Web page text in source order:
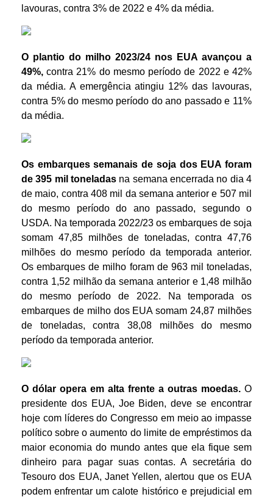
lavouras, contra 3% de 2022 e 4% da média.
O plantio do milho 2023/24 nos EUA avançou a
49%,contra 21% do mesmo período de 2022 e 42%
da média. A emergência atingiu 12% das lavouras,
contra 5% do mesmo período do ano passado e 11%
da média.
Os embarques semanais de soja dos EUA foram
de 395 mil toneladas na semana encerrada no dia 4
de maio, contra 408 mil da semana anterior e 507 mil
do mesmo período do ano passado, segundo o
USDA. Na temporada 2022/23 os embarques de soja
somam 47,85 milhões de toneladas, contra 47,76
milhões do mesmo período da temporada anterior.
Os embarques de milho foram de 963 mil toneladas,
contra 1,52 milhão da semana anterior e 1,48 milhão
do mesmo período de 2022. Na temporada os
embarques de milho dos EUA somam 24,87 milhões
de toneladas, contra 38,08 milhões do mesmo
período da temporada anterior.
O dólar opera em alta frente a outras moedas. O
presidente dos EUA, Joe Biden, deve se encontrar
hoje com líderes do Congresso em meio ao impasse
político sobre o aumento do limite de empréstimos da
maior economia do mundo antes que ela fique sem
dinheiro para pagar suas contas. A secretária do
Tesouro dos EUA, Janet Yellen, alertou que os EUA
podem enfrentar um calote histórico e prejudicial em